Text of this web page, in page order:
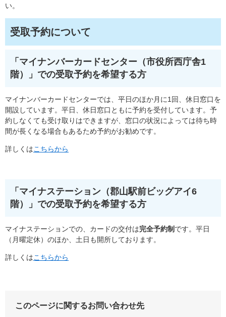
い。
受取予約について
「マイナンバーカードセンター（市役所西庁舎1
階）」での受取予約を希望する方
マイナンバーカードセンターでは、平日のほか月に1回、休日窓口を
開設しています。平日、休日窓口ともに予約を受付しています。予
約しなくても受け取りはできますが、窓口の状況によっては待ち時
間が長くなる場合もあるため予約がお勧めです。
詳しくはこちらから
「マイナステーション（郡山駅前ビッグアイ6
階）」での受取予約を希望する方
マイナステーションでの、カードの交付は​完全予約制 です。平日
（月曜定休）のほか、土日も開所しております。
詳しくはこちらから
このページに関するお問い合わせ先